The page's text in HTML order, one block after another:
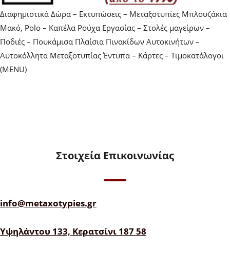
Διαφημιστικά Δώρα – Εκτυπώσεις – Μεταξοτυπίες Μπλουζάκια
Μακό, Polo – Καπέλα Ρούχα Εργασίας – Στολές μαγείρων –
Ποδιές – Πουκάμισα Πλαίσια Πινακίδων Αυτοκινήτων –
Αυτοκόλλητα Μεταξοτυπίας Έντυπα – Κάρτες – Τιμοκατάλογοι
(MENU)
Στοιχεία Επικοινωνίας
info@metaxotypies.gr
Υψηλάντου 133, Κερατσίνι 187 58